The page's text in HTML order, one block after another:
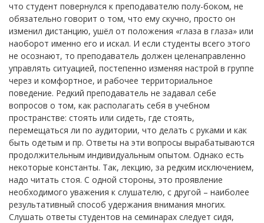
что студент повернулся к преподавателю полу-боком, не
обязательно говорит о том, что ему скучно, просто он
изменил дистанцию, ушёл от положения «глаза в глаза» или
наоборот именно его и искал. И если студенты всего этого
не осознают, то преподаватель должен целенаправленно
управлять ситуацией, постепенно изменяя настрой в группе
через и комфортное, и рабочее территориальное
поведение. Редкий преподаватель не задавал себе
вопросов о том, как располагать себя в учебном
пространстве: стоять или сидеть, где стоять,
перемещаться ли по аудитории, что делать с руками и как
быть одетым и пр. Ответы на эти вопросы вырабатываются
продолжительным индивидуальным опытом. Однако есть
некоторые константы. Так, лекцию, за редким исключением,
надо читать стоя. С одной стороны, это проявление
необходимого уважения к слушателю, с другой – наиболее
результативный способ удержания внимания многих.
Слушать ответы студентов на семинарах следует сидя,